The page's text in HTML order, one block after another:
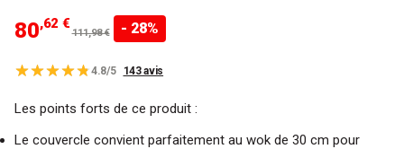
80,62 €
111,98 € - 28%
4.8/5 143 avis
Les points forts de ce produit :
Le couvercle convient parfaitement au wok de 30 cm pour